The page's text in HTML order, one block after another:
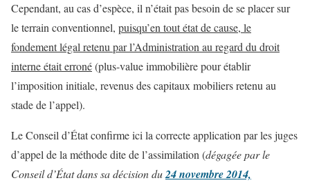
Cependant, au cas d’espèce, il n’était pas besoin de se placer sur
le terrain conventionnel, puisqu’en tout état de cause, le
fondement légal retenu par l’Administration au regard du droit
interne était erroné(plus-value immobilière pour établir
l’imposition initiale, revenus des capitaux mobiliers retenu au
stade de l’appel).
Le Conseil d’État confirme ici la correcte application par les juges
d’appel de la méthode dite de l’assimilation (dégagée par le
Conseil d’État dans sa décision du24 novembre 2014,